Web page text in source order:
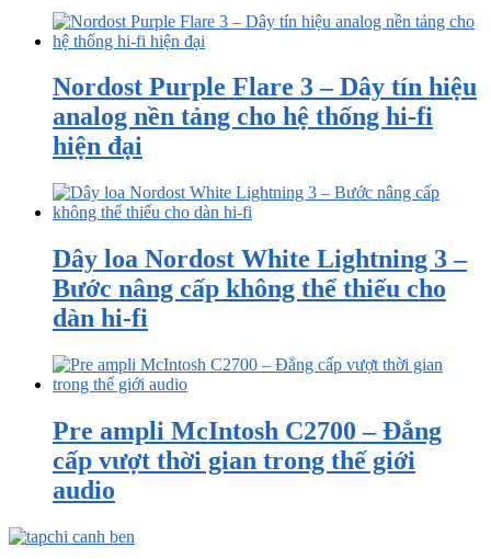
Nordost Purple Flare 3 – Dây tín hiệu
analog nền tảng cho hệ thống hi-fi
hiện đại
Dây loa Nordost White Lightning 3 –
Bước nâng cấp không thể thiếu cho
dàn hi-fi
Pre ampli McIntosh C2700 – Đẳng
cấp vượt thời gian trong thế giới
audio